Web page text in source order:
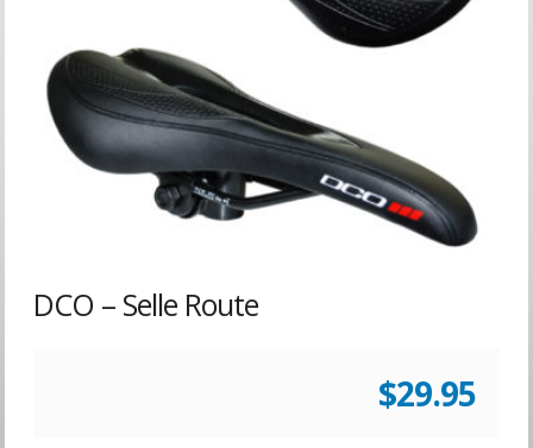
DCO – Selle Route
$29.95